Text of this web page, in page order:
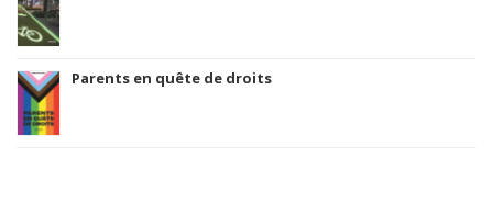
Parents en quête de droits